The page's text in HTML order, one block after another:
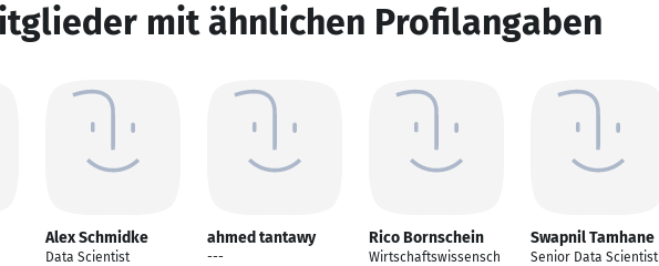
mit ähnlichen Profilangaben
Alex Schmidke
Data Scientist
ahmed tantawy
---
Rico Bornschein
Wirtschaftswissensch
Swapnil Tamhane
Senior Data Scientist